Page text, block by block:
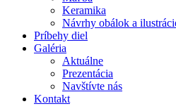
Keramika
Návrhy obálok a
Príbehy diel
Galéria
Aktuálne
Prezentácia
Navštívte nás
Kontakt